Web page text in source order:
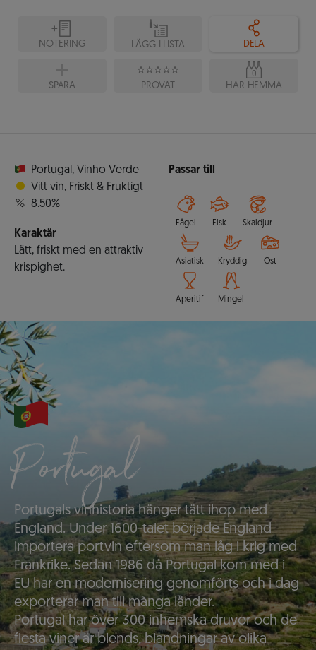
NOTERING LÄGG I LISTA DELA
SPARA PROVAT
0
HAR HEMMA
Portugal , Vinho Verde
Vitt vin, Friskt & Fruktigt
8.50%
Karaktär
Lätt, friskt med en attraktiv
krispighet.
Passar till
Fågel Fisk Skaldjur
Asiatisk Kryddig Ost
Aperitif Mingel
Portugal
Portugals vinhistoria hänger tätt ihop med
England. Under 1600-talet började England
importera portvin eftersom man låg i krig med
Frankrike. Sedan 1986 då Portugal kom med i
EU har en modernisering genomförts och i dag
exporterar man till många länder.
Portugal har över 300 inhemska druvor och de
flesta viner är blends, blandningar av olika